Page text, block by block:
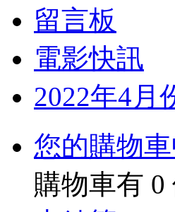
留言板
電影快訊
2022年4月
您的購物
購物車有 0